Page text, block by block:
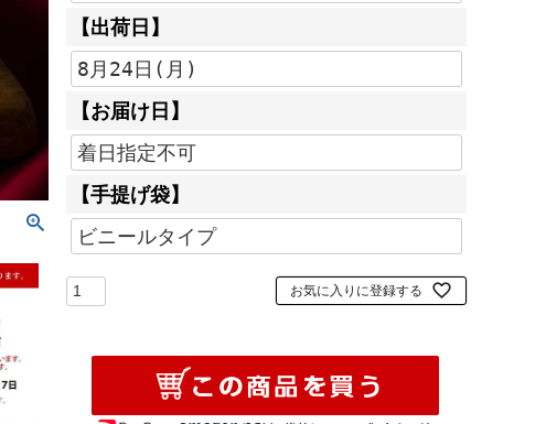
【出荷日】
【お届け日】
【手提げ袋】
お気に入りに登録する